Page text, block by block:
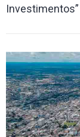
Investimentos”